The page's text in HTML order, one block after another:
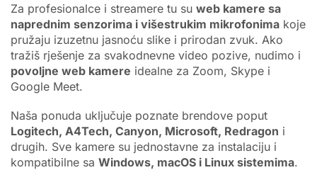
Za profesionalce i streamere tu su web kamere sa
naprednim senzorima i višestrukim mikrofonima koje
pružaju izuzetnu jasnoću slike i prirodan zvuk. Ako
tražiš rješenje za svakodnevne video pozive, nudimo i
povoljne web kamere idealne za Zoom, Skype i
Google Meet.
Naša ponuda uključuje poznate brendove poput
Logitech, A4Tech, Canyon, Microsoft, Redragon i
drugih. Sve kamere su jednostavne za instalaciju i
kompatibilne sa Windows, macOS i Linux sistemima.